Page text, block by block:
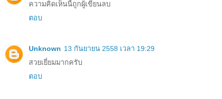
ความคิดเห็นนี้ถูกผู้เขียนลบ
ตอบ
Unknown 13 กันยายน 2558 เวลา 19:29
สวยเยี่ยมมากครับ
ตอบ